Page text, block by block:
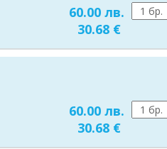
60.00 лв.
30.68 €
60.00 лв.
30.68 €